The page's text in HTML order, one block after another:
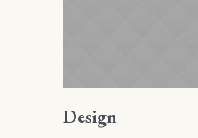
Design